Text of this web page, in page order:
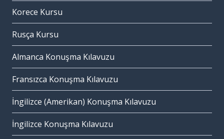
Korece Kursu
Rusça Kursu
Almanca Konuşma Kılavuzu
Fransızca Konuşma Kılavuzu
İngilizce (Amerikan) Konuşma Kılavuzu
İngilizce Konuşma Kılavuzu